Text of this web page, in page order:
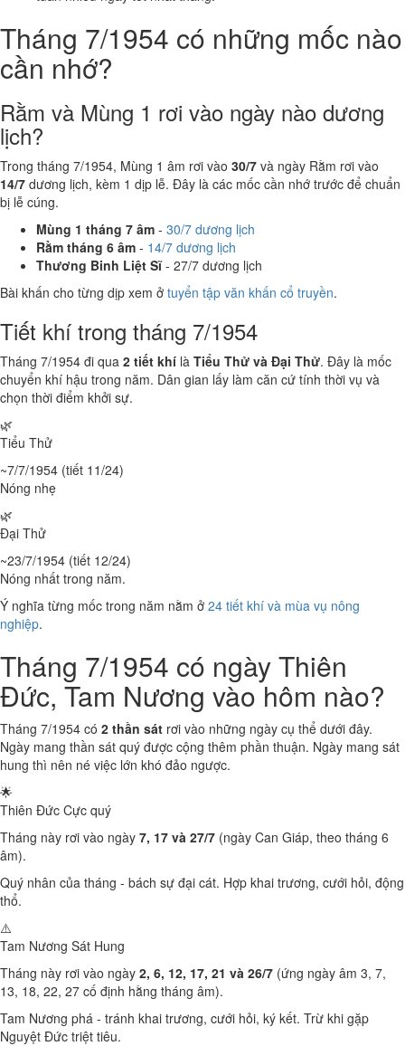
Tháng 7/1954 có những mốc nào
cần nhớ?
Rằm và Mùng 1 rơi vào ngày nào dương
lịch?
Trong tháng 7/1954, Mùng 1 âm rơi vào 30/7 và ngày Rằm rơi vào
14/7 dương lịch, kèm 1 dịp lễ. Đây là các mốc cần nhớ trước để chuẩn
bị lễ cúng.
Mùng 1 tháng 7 âm - 30/7 dương lịch
Rằm tháng 6 âm - 14/7 dương lịch
Thương Binh Liệt Sĩ- 27/7 dương lịch
Bài khấn cho từng dịp xem ở tuyển tập văn khấn cổ truyền.
Tiết khí trong tháng 7/1954
Tháng 7/1954 đi qua 2 tiết khí là Tiểu Thử và Đại Thử. Đây là mốc
chuyển khí hậu trong năm. Dân gian lấy làm căn cứ tính thời vụ và
chọn thời điểm khởi sự.
🌿
Tiểu Thử
~7/7/1954 (tiết 11/24)
Nóng nhẹ
🌿
Đại Thử
~23/7/1954 (tiết 12/24)
Nóng nhất trong năm.
Ý nghĩa từng mốc trong năm nằm ở 24 tiết khí và mùa vụ nông
nghiệp.
Tháng 7/1954 có ngày Thiên
Đức, Tam Nương vào hôm nào?
Tháng 7/1954 có 2 thần sát rơi vào những ngày cụ thể dưới đây.
Ngày mang thần sát quý được cộng thêm phần thuận. Ngày mang sát
hung thì nên né việc lớn khó đảo ngược.
🌟
Thiên Đức Cực quý
Tháng này rơi vào ngày 7, 17 và 27/7 (ngày Can Giáp, theo tháng 6
âm).
Quý nhân của tháng - bách sự đại cát. Hợp khai trương, cưới hỏi, động
thổ.
⚠️
Tam Nương Sát Hung
Tháng này rơi vào ngày 2, 6, 12, 17, 21 và 26/7 (ứng ngày âm 3, 7,
13, 18, 22, 27 cố định hằng tháng âm).
Tam Nương phá - tránh khai trương, cưới hỏi, ký kết. Trừ khi gặp
Nguyệt Đức triệt tiêu.